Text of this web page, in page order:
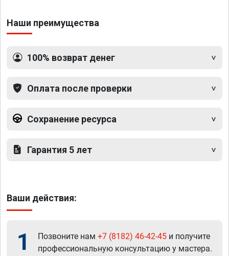
Наши преимущества
100% возврат денег
Оплата после проверки
Сохранение ресурса
Гарантия 5 лет
Ваши действия:
1 Позвоните нам +7 (8182) 46-42-45 и получите
профессиональную консультацию у мастера.